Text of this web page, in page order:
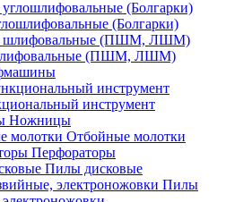
(Болгарки)
(ПШМ, ЛШМ)
инструмент
Ножницы
Отбойные молотки
Перфораторы
Пилы дисковые
Пилы